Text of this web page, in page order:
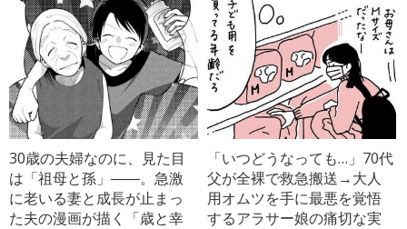
30歳の夫婦なのに、見た目
は「祖母と孫」――。急激
に老いる妻と成長が止まっ
た夫の漫画が描く「歳と幸
「いつどうなっても…」70代
父が全裸で救急搬送→大人
用オムツを手に最悪を覚悟
するアラサー娘の痛切な実